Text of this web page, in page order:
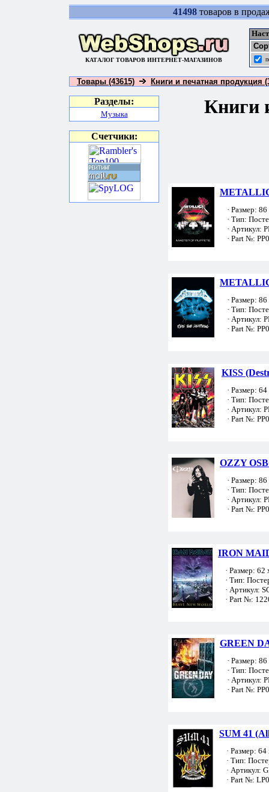
41498 товаров в
КАТАЛОГ ТОВАРОВ ИНТЕРНЕТ-МАГАЗИНОВ
Товары (43615) Книги и печатная продукция
Разделы:
Музыка
Счетчики:
Книги
· Размер: 86
· Тип:
· Артикул:
· Part №:
· Размер: 86
· Тип:
· Артикул:
· Part №:
KISS
· Размер: 64
· Тип:
· Артикул:
· Part №:
OZZY
· Размер: 86
· Тип:
· Артикул:
· Part №:
IRON
· Размер: 62
· Тип:
· Артикул:
· Part №:
GREEN
· Размер: 86
· Тип:
· Артикул:
· Part №:
SUM 41
· Размер: 64
· Тип:
· Артикул:
· Part №: